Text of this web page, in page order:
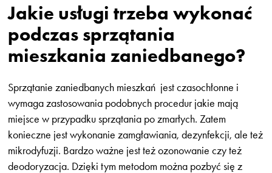
Jakie usługi trzeba wykonać
podczas sprzątania
mieszkania zaniedbanego?
Sprzątanie zaniedbanych mieszkań jest czasochłonne i
wymaga zastosowania podobnych procedur jakie mają
miejsce w przypadku sprzątania po zmarłych. Zatem
konieczne jest wykonanie zamgławiania, dezynfekcji, ale też
mikrodyfuzji. Bardzo ważne jest też ozonowanie czy też
deodoryzacja. Dzięki tym metodom można pozbyć się z